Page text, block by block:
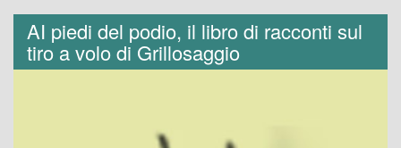
AI piedi del podio, il libro di racconti sul
tiro a volo di Grillosaggio